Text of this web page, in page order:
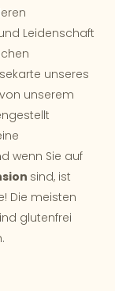
Leidenschaft
unseres
unserem
wenn Sie auf
sind, ist
Die meisten
glutenfrei